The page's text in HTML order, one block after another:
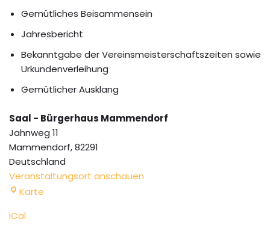
Gemütliches Beisammensein
Jahresbericht
Bekanntgabe der Vereinsmeisterschaftszeiten sowie
Urkundenverleihung
Gemütlicher Ausklang
Saal - Bürgerhaus Mammendorf
Jahnweg 11
Mammendorf,82291
Deutschland
Veranstaltungsort anschauen
Karte
iCal